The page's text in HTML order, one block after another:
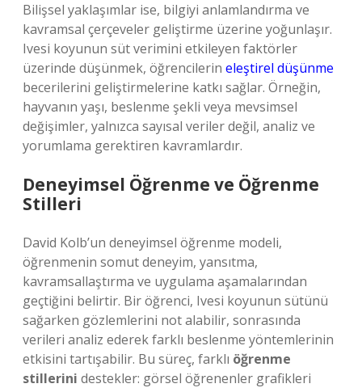
Bilişsel yaklaşımlar ise, bilgiyi anlamlandırma ve
kavramsal çerçeveler geliştirme üzerine yoğunlaşır.
Ivesi koyunun süt verimini etkileyen faktörler
üzerinde düşünmek, öğrencilerin eleştirel düşünme
becerilerini geliştirmelerine katkı sağlar. Örneğin,
hayvanın yaşı, beslenme şekli veya mevsimsel
değişimler, yalnızca sayısal veriler değil, analiz ve
yorumlama gerektiren kavramlardır.
Deneyimsel Öğrenme ve Öğrenme
Stilleri
David Kolb’un deneyimsel öğrenme modeli,
öğrenmenin somut deneyim, yansıtma,
kavramsallaştırma ve uygulama aşamalarından
geçtiğini belirtir. Bir öğrenci, Ivesi koyunun sütünü
sağarken gözlemlerini not alabilir, sonrasında
verileri analiz ederek farklı beslenme yöntemlerinin
etkisini tartışabilir. Bu süreç, farklı öğrenme
stillerini destekler: görsel öğrenenler grafikleri